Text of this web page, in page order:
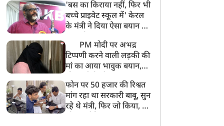
अनमोल कुछ नहीं
'बस का किराया नहीं, फिर भी
बच्चे प्राइवेट स्कूल में' केरल
के मंत्री ने दिया ऐसा बयान की
PM मोदी पर अभद्र
टिप्पणी करने वाली लड़की की
मां का आया भावुक बयान,
बेटी को गोद लें प्रधानमंत्री
फोन पर 50 हजार की रिश्वत
मांग रहा था सरकारी बाबू, सुन
रहे थे मंत्री, फिर जो किया, वो